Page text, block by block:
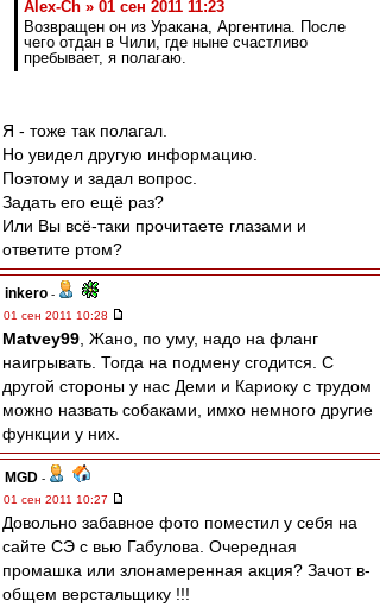
Alex-Ch » 01 сен 2011 11:23
Возвращен он из Уракана, Аргентина. После
чего отдан в Чили, где ныне счастливо
пребывает, я полагаю.
Я - тоже так полагал.
Но увидел другую информацию.
Поэтому и задал вопрос.
Задать его ещё раз?
Или Вы всё-таки прочитаете глазами и
ответите ртом?
inkero -
01 сен 2011 10:28
Matvey99 , Жано, по уму, надо на фланг
наигрывать. Тогда на подмену сгодится. С
другой стороны у нас Деми и Кариоку с трудом
можно назвать собаками, имхо немного другие
функции у них.
MGD -
01 сен 2011 10:27
Довольно забавное фото поместил у себя на
сайте СЭ с вью Габулова. Очередная
промашка или злонамеренная акция? Зачот в-
общем верстальщику !!!